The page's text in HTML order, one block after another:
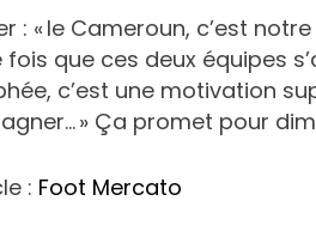
: « le Cameroun, c’est
fois que ces deux équipes
c’est une motivation
» Ça promet pour
: Foot Mercato